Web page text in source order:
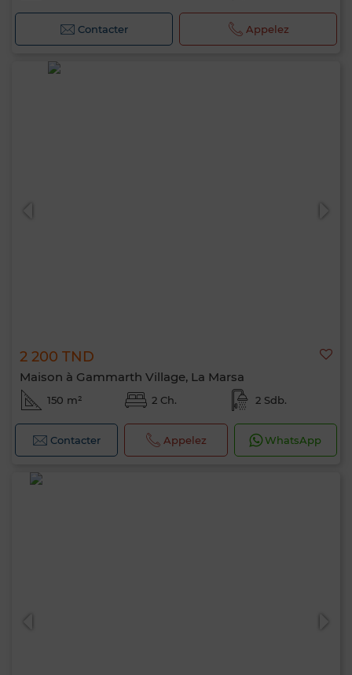
Contacter Appelez
2 200 TND
Maison à Gammarth Village, La Marsa
150 m² 2 Ch. 2 Sdb.
Contacter Appelez WhatsApp